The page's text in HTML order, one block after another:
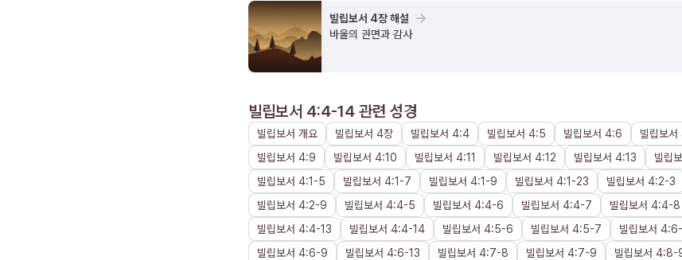
빌립보서 4장 해설
바울의 권면과 감사
빌립보서 4:4-14 관련 성경
빌립보서 개요 빌립보서 4장 빌립보서 4:4 빌립보서 4:5 빌립보서 4:6 빌립보서
빌립보서 4:9 빌립보서 4:10 빌립보서 4:11 빌립보서 4:12 빌립보서 4:13 빌립
빌립보서 4:1 -5 빌립보서 4:1 -7 빌립보서 4:1 -9 빌립보서 4:1 -23 빌립보서 4:2-3
빌립보서 4:2-9 빌립보서 4:4-5 빌립보서 4:4-6 빌립보서 4:4-7 빌립보서 4:4-8
빌립보서 4:4-13 빌립보서 4:4-14 빌립보서 4:5-6 빌립보서 4:5-7 빌립보서 4:6-
빌립보서 4:6-9 빌립보서 4:6-13 빌립보서 4:7-8 빌립보서 4:7-9 빌립보서 4:8-